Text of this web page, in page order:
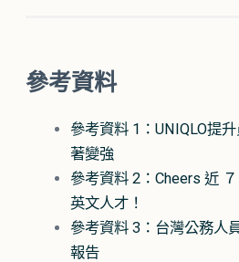
參考資料
參考資料 1：UNIQLO提
著變強
參考資料 2：Cheers 近
英文人才！
參考資料 3：台灣公務人
報告